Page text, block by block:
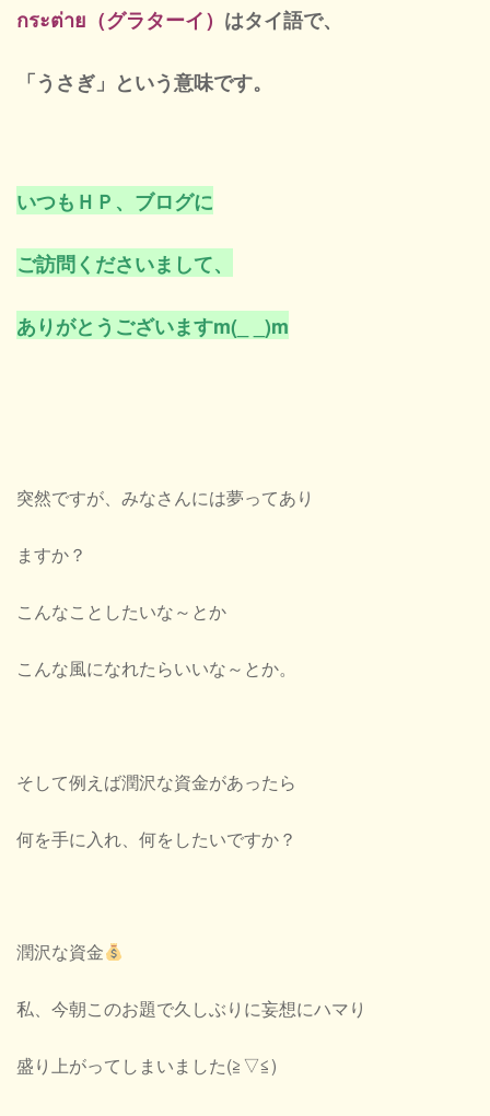
กระต่าย（グラターイ） はタイ語で、
「うさぎ」という意味です。
いつもＨＰ、ブログに
ご訪問くださいまして、
ありがとうございますm(_ _)m
突然ですが、みなさんには夢ってあり
ますか？
こんなことしたいな～とか
こんな風になれたらいいな～とか。
そして例えば潤沢な資金があったら
何を手に入れ、何をしたいですか？
潤沢な資金
私、今朝このお題で久しぶりに妄想にハマり
盛り上がってしまいました(≧▽≦)